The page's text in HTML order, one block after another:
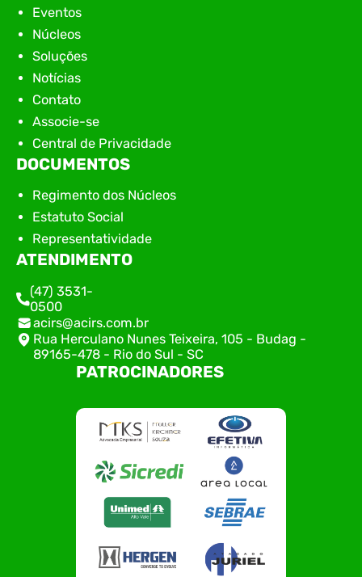
Eventos
Núcleos
Soluções
Notícias
Contato
Associe-se
Central de Privacidade
DOCUMENTOS
Regimento dos Núcleos
Estatuto Social
Representatividade
ATENDIMENTO
(47) 3531-
0500
acirs@acirs.com.br
Rua Herculano Nunes Teixeira, 105 - Budag -
89165-478 - Rio do Sul - SC
PATROCINADORES